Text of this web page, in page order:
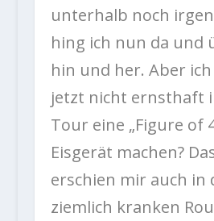
unterhalb noch
hing ich nun da und
hin und her. Aber
jetzt nicht ernsthaft
Tour eine „Figure of
Eisgerät machen?
erschien mir auch in
ziemlich kranken